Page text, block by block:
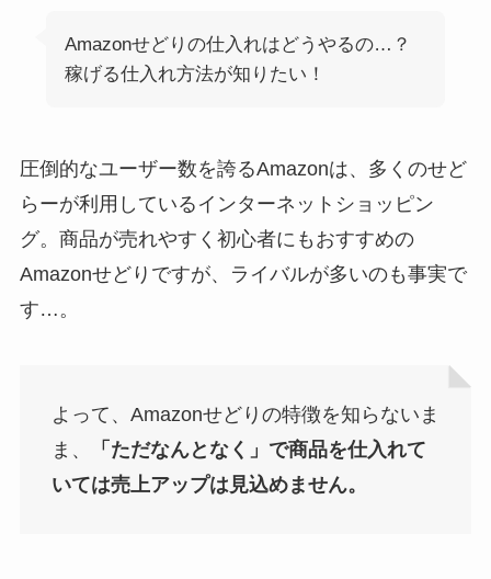
Amazonせどりの仕入れはどうやるの…？
稼げる仕入れ方法が知りたい！
圧倒的なユーザー数を誇るAmazonは、多くのせど
らーが利用しているインターネットショッピン
グ。商品が売れやすく初心者にもおすすめの
Amazonせどりですが、ライバルが多いのも事実で
す…。
よって、Amazonせどりの特徴を知らないま
ま、
「ただなんとなく」で商品を仕入れて
いては売上アップは見込めません。